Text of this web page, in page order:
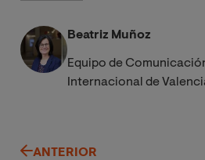
Beatriz Muñoz
Equipo de
Internacional de
ANTERIOR